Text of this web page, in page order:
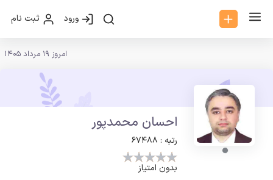
ورود ثبت نام
امروز 19 مرداد 1405
احسان محمدپور
رتبه : 67488
بدون امتیاز